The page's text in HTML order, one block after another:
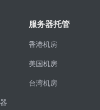
服务器托管
香港机房
美国机房
台湾机房